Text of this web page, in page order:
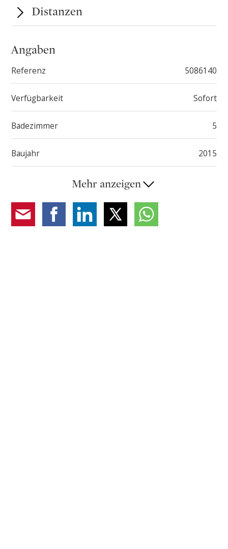
Distanzen
Angaben
Referenz 5086140
Verfügbarkeit Sofort
Badezimmer 5
Baujahr 2015
Mehr anzeigen